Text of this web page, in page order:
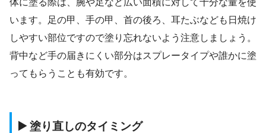
います。足の甲、手の甲、首の後ろ、耳たぶなども日焼け
しやすい部位ですので塗り忘れないよう注意しましょう。
背中など手の届きにくい部分はスプレータイプや誰かに塗
ってもらうことも有効です。
▶️ 塗り直しのタイミング